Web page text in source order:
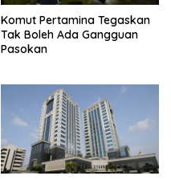
Komut Pertamina Tegaskan
Tak Boleh Ada Gangguan
Pasokan